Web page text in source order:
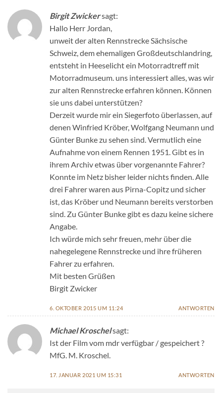
Birgit Zwickersagt:
Hallo Herr Jordan,
unweit der alten Rennstrecke Sächsische
Schweiz, dem ehemaligen Großdeutschlandring,
entsteht in Heeselicht ein Motorradtreff mit
Motorradmuseum. uns interessiert alles, was wir
zur alten Rennstrecke erfahren können. Können
sie uns dabei unterstützen?
Derzeit wurde mir ein Siegerfoto überlassen, auf
denen Winfried Kröber, Wolfgang Neumann und
Günter Bunke zu sehen sind. Vermutlich eine
Aufnahme von einem Rennen 1951. Gibt es in
ihrem Archiv etwas über vorgenannte Fahrer?
Konnte im Netz bisher leider nichts finden. Alle
drei Fahrer waren aus Pirna-Copitz und sicher
ist, das Kröber und Neumann bereits verstorben
sind. Zu Günter Bunke gibt es dazu keine sichere
Angabe.
Ich würde mich sehr freuen, mehr über die
nahegelegene Rennstrecke und ihre früheren
Fahrer zu erfahren.
Mit besten Grüßen
Birgit Zwicker
6. OKTOBER 2015 UM 11:24 ANTWORTEN
Michael Kroschelsagt:
Ist der Film vom mdr verfügbar / gespeichert ?
MfG. M. Kroschel.
17. JANUAR 2021 UM 15:31 ANTWORTEN